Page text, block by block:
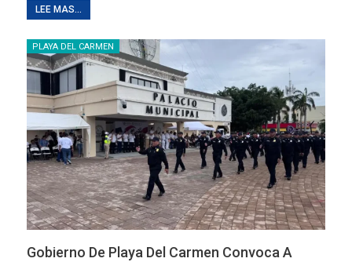
LEE MAS...
PLAYA DEL CARMEN
Gobierno De Playa Del Carmen Convoca A